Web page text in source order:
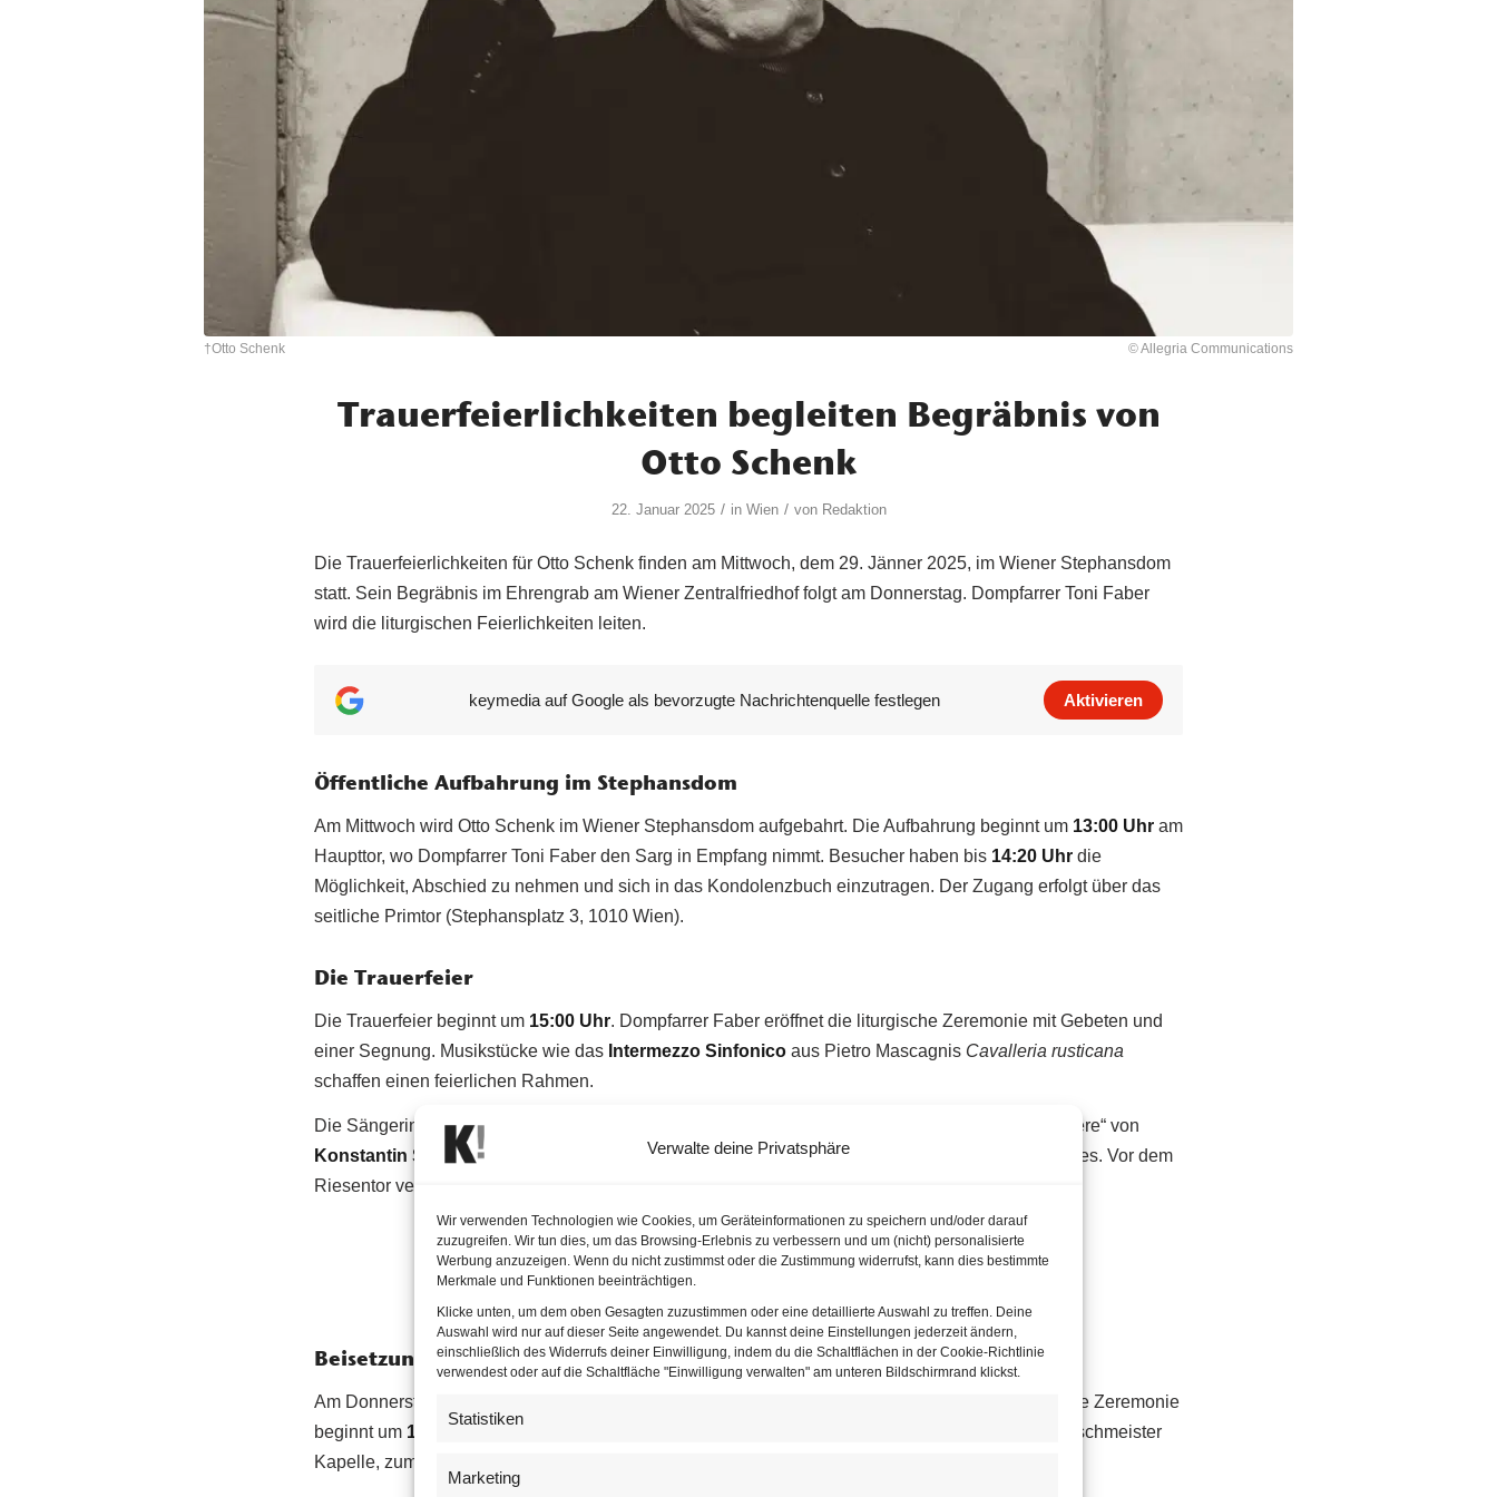
Verwalte deine Privatsphäre
Wir verwenden Technologien wie Cookies, um Geräteinformationen zu speichern und/oder darauf
zuzugreifen. Wir tun dies, um das Browsing-Erlebnis zu verbessern und um (nicht) personalisierte
Werbung anzuzeigen. Wenn du nicht zustimmst oder die Zustimmung widerrufst, kann dies bestimmte
Merkmale und Funktionen beeinträchtigen.
Klicke unten, um dem oben Gesagten zuzustimmen oder eine detaillierte Auswahl zu treffen. Deine
Auswahl wird nur auf dieser Seite angewendet. Du kannst deine Einstellungen jederzeit ändern,
einschließlich des Widerrufs deiner Einwilligung, indem du die Schaltflächen in der Cookie-Richtlinie
verwendest oder auf die Schaltfläche "Einwilligung verwalten" am unteren Bildschirmrand klickst.
Statistiken
Marketing
†Otto Schenk © Allegria Communications
Trauerfeierlichkeiten begleiten Begräbnis von
Otto Schenk
22. Januar 2025 / in Wien / von Redaktion
Die Trauerfeierlichkeiten für Otto Schenk finden am Mittwoch, dem 29. Jänner 2025, im Wiener Stephansdom
statt. Sein Begräbnis im Ehrengrab am Wiener Zentralfriedhof folgt am Donnerstag. Dompfarrer Toni Faber
wird die liturgischen Feierlichkeiten leiten.
keymedia auf Google als bevorzugte Nachrichtenquelle festlegen Aktivieren
Öffentliche Aufbahrung im Stephansdom
Am Mittwoch wird Otto Schenk im Wiener Stephansdom aufgebahrt. Die Aufbahrung beginnt um 13:00 Uhr am
Haupttor, wo Dompfarrer Toni Faber den Sarg in Empfang nimmt. Besucher haben bis 14:20 Uhr die
Möglichkeit, Abschied zu nehmen und sich in das Kondolenzbuch einzutragen. Der Zugang erfolgt über das
seitliche Primtor (Stephansplatz 3, 1010 Wien).
Die Trauerfeier
Die Trauerfeier beginnt um 15:00 Uhr. Dompfarrer Faber eröffnet die liturgische Zeremonie mit Gebeten und
einer Segnung. Musikstücke wie das Intermezzo Sinfonico aus Pietro Mascagnis Cavalleria rusticana
schaffen einen feierlichen Rahmen.
Die Sängerin Tamara Trojani
wird das „Ave Maria“ von Bach/Gounod sowie die Komposition „Vivere“ von
Konstantin Schenkvortragen. Die Feier schließt mit der Aussegnung und dem Auszug des Sarges. Vor dem
Riesentor verabschieden sich die Anwesenden von Otto Schenk.
Beisetzung im Ehrengrab
Am Donnerstag, dem 30. Jänner 2025, wird Otto Schenk am Wiener Zentralfriedhof beigesetzt. Die Zeremonie
beginnt um 14:00 Uhr
am Tor 2, von wo ein Trauerzug, begleitet von der Original Hoch- und Deutschmeister
Kapelle, zum Ehrengrab führt. Dompfarrer Faber wird die Beisetzung leiten.